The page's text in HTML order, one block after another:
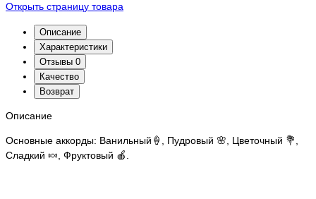
Открыть страницу товара
Описание
Характеристики
Отзывы 0
Качество
Возврат
Описание
Основные аккорды: Ванильный🍦, Пудровый 🌸, Цветочный 💐,
Сладкий 🍬, Фруктовый 🍎.